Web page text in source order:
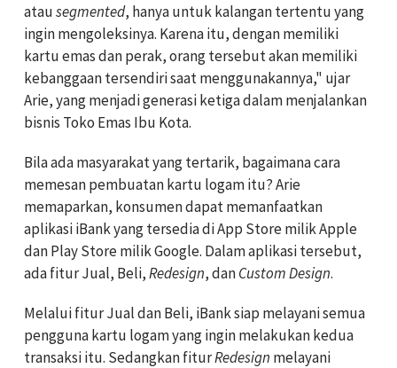
atausegmented, hanya untuk kalangan tertentu yang
ingin mengoleksinya. Karena itu, dengan memiliki
kartu emas dan perak, orang tersebut akan memiliki
kebanggaan tersendiri saat menggunakannya," ujar
Arie, yang menjadi generasi ketiga dalam menjalankan
bisnis Toko Emas Ibu Kota.
Bila ada masyarakat yang tertarik, bagaimana cara
memesan pembuatan kartu logam itu? Arie
memaparkan, konsumen dapat memanfaatkan
aplikasi iBank yang tersedia di App Store milik Apple
dan Play Store milik Google. Dalam aplikasi tersebut,
ada fitur Jual, Beli,Redesign, danCustom Design.
Melalui fitur Jual dan Beli, iBank siap melayani semua
pengguna kartu logam yang ingin melakukan kedua
transaksi itu. Sedangkan fiturRedesign melayani